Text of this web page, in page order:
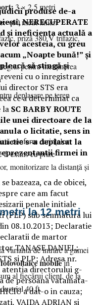
produse de-a
NERECUPERATE
și ineficiența actuală a
acesteia, cu greu
„Noapte bună!” și
să stingă și
cu o inregistrare
director STS era
ce a determinat ca
la SC BARBY ROUTE
unei directoare de la
o licitatie, sens in
s-a deplasat la
firmei in
bazeaza, ca de obicei,
care am facut
penale initiale
(PLP) sub semnatura lui
08.10.2013; Declaratie
de martor
TANASE DANIEL;
si PLP; Adresa nr.
atentia directorului g-
de persoana vatamata-
a dat-o in cauza;
VAIDA ADRIAN si
3 × 2,5 metri
~60 metri liniari
priză 380 V trifazic,
pentru menținerea
deplasare pe teren
conform cerințelor
fi extins cu prize
monitorizare la distanță și
la 12 metri
varianta de intrare a gamei
mobileîn
al fiecărui client, de la
40 ft.